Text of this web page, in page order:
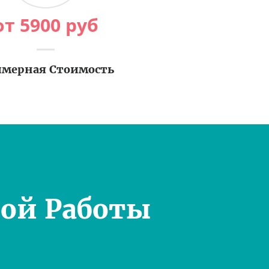
5900 руб
Стоимость
Работы